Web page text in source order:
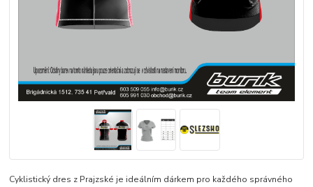
Cyklistický dres z Prajzské je ideálním dárkem pro každého správného